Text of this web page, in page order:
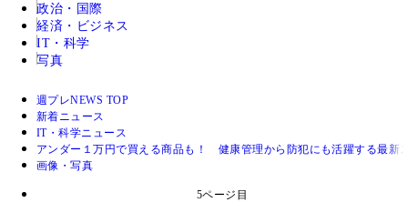
政治・国際
経済・ビジネス
IT・科学
写真
週プレNEWS TOP
新着ニュース
IT・科学ニュース
アンダー１万円で買える商品も！ 健康管理から防犯にも活躍する最新
画像・写真
5ページ目